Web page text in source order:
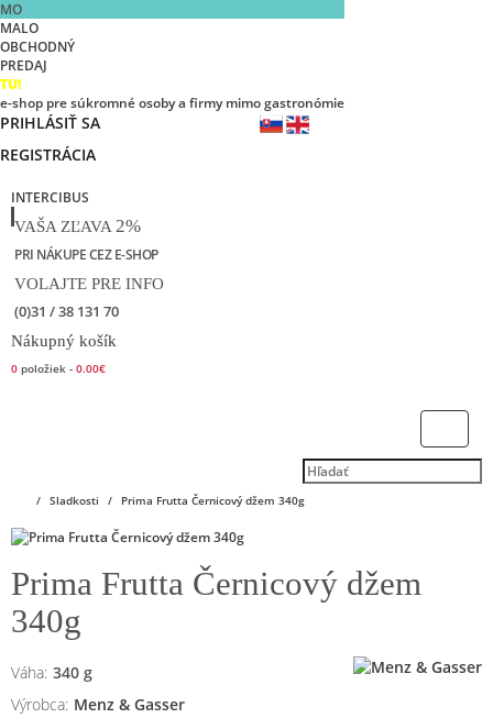
MO
MALO
OBCHODNÝ
PREDAJ
TU!
e-shop pre súkromné osoby a firmy mimo gastronómie
PRIHLÁSIŤ SA
REGISTRÁCIA
INTERCIBUS
VAŠA ZĽAVA 2%
PRI NÁKUPE CEZ E-SHOP
VOLAJTE PRE INFO
(0)31 / 38 131 70
Nákupný košík
0 položiek - 0.00€
Sladkosti Prima Frutta Černicový džem 340g
Prima Frutta Černicový džem
340g
Váha: 340 g
Výrobca: Menz & Gasser